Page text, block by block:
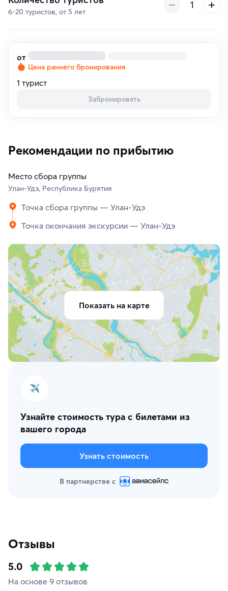
6-20 туристов, от 5 лет
от
Цена раннего бронирования
1 турист
Забронировать
Рекомендации по прибытию
Место сбора группы
Улан-Удэ, Республика Бурятия
Точка сбора группы — Улан-Удэ
Точка окончания экскурсии — Улан-Удэ
Показать на карте
Узнайте стоимость тура с билетами из
вашего города
Узнать стоимость
В партнерстве с
Отзывы
5.0
На основе 9 отзывов